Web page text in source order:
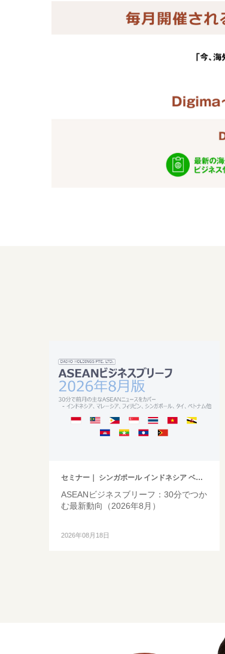
セミナー｜ シンガポール インドネシア ベトナム タイ フィリピン マレーシア ミャンマー カンボジア その他アジア
ASEANビジネスブリーフ：30分でつか
む最新動向（2026年8月）
2026年08月18日